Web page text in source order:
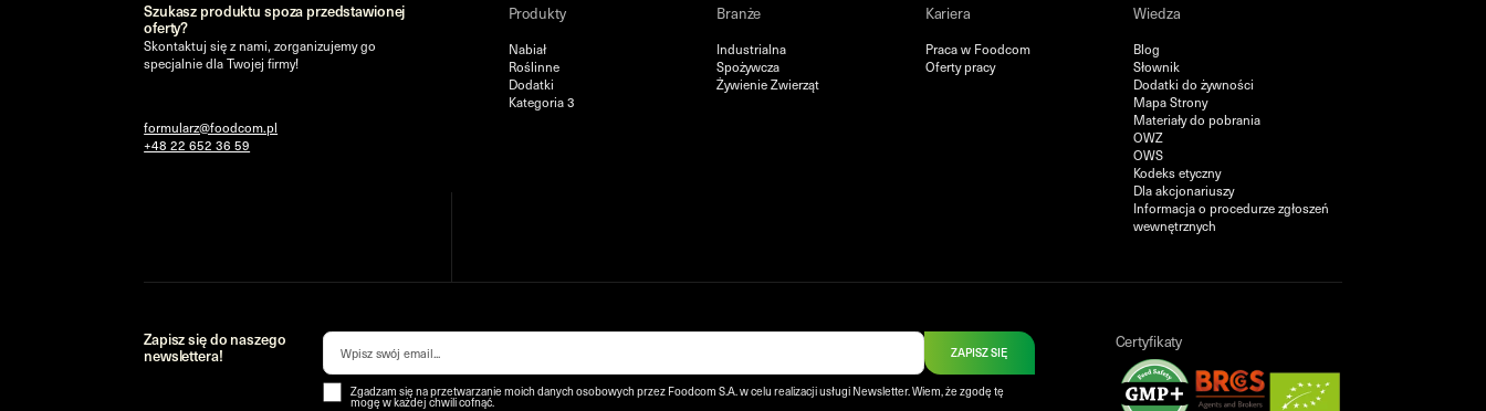
Szukasz produktu spoza przedstawionej
oferty?
Skontaktuj się z nami, zorganizujemy go
specjalnie dla Twojej firmy!
formularz@foodcom.pl
+48 22 652 36 59
Produkty
Nabiał
Roślinne
Dodatki
Kategoria 3
Branże
Industrialna
Spożywcza
Żywienie Zwierząt
Kariera
Praca w Foodcom
Oferty pracy
Wiedza
Blog
Słownik
Dodatki do żywności
Mapa Strony
Materiały do pobrania
OWZ
OWS
Kodeks etyczny
Dla akcjonariuszy
Informacja o procedurze zgłoszeń
wewnętrznych
Certyfikaty
Zapisz się do naszego
newslettera!
Zgadzam się na przetwarzanie moich danych osobowych przez Foodcom S.A. w celu realizacji usługi Newsletter. Wiem, że zgodę tę
mogę w każdej chwili cofnąć.
ZAPISZ SIĘ